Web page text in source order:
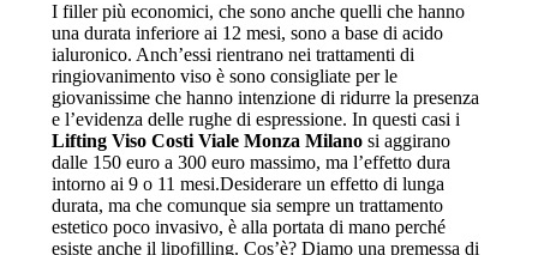
I filler più economici, che sono anche quelli che hanno
una durata inferiore ai 12 mesi, sono a base di acido
ialuronico. Anch’essi rientrano nei trattamenti di
ringiovanimento viso è sono consigliate per le
giovanissime che hanno intenzione di ridurre la presenza
e l’evidenza delle rughe di espressione. In questi casi i
Lifting Viso Costi Viale Monza Milanosi aggirano
dalle 150 euro a 300 euro massimo, ma l’effetto dura
intorno ai 9 o 11 mesi.Desiderare un effetto di lunga
durata, ma che comunque sia sempre un trattamento
estetico poco invasivo, è alla portata di mano perché
esiste anche il lipofilling. Cos’è? Diamo una premessa di